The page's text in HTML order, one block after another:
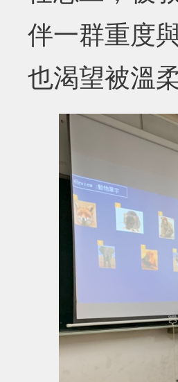
伴一群重度
也渴望被溫